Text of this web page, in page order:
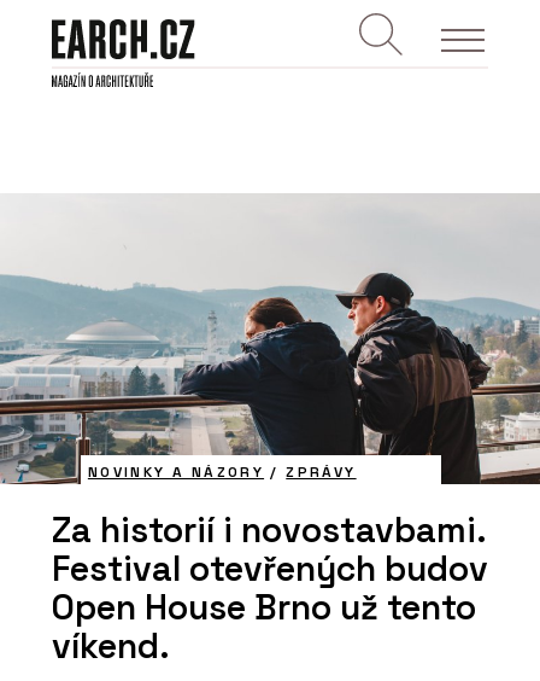
NOVINKY A NÁZORY /ZPRÁVY
Za historií i novostavbami.
Festival otevřených budov
Open House Brno už tento
víkend.